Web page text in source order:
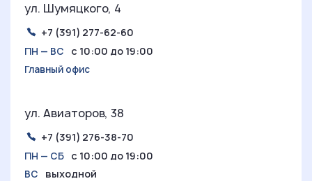
ул. Шумяцкого, 4
+7 (391) 277-62-60
ПН — ВС с 10:00 до 19:00
Главный офис
ул. Авиаторов, 38
+7 (391) 276-38-70
ПН — СБ с 10:00 до 19:00
ВС выходной